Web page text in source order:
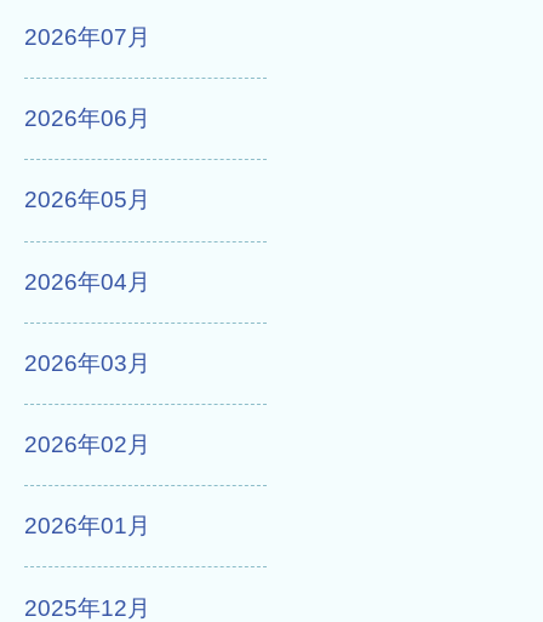
2026年07月
2026年06月
2026年05月
2026年04月
2026年03月
2026年02月
2026年01月
2025年12月